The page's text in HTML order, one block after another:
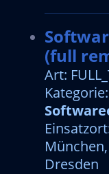
(full
Art:
Kategorie:
Dresden